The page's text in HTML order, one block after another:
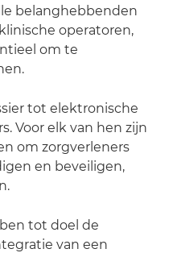
belanghebbenden
operatoren,
om te
tot elektronische
Voor elk van hen zijn
om zorgverleners
en beveiligen,
tot doel de
van een